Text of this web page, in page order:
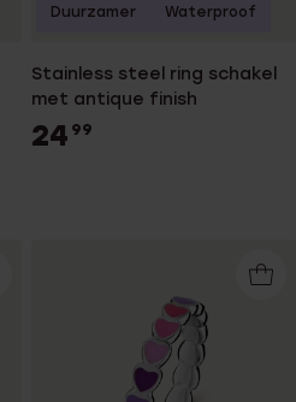
Stainless steel ring schakel
met antique finish
24 99
Duurzamer Waterproof